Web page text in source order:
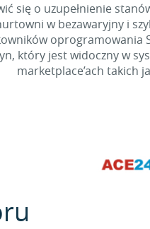
się o uzupełnienie
w bezawaryjny i
oprogramowania
który jest widoczny w
marketplace’ach takich